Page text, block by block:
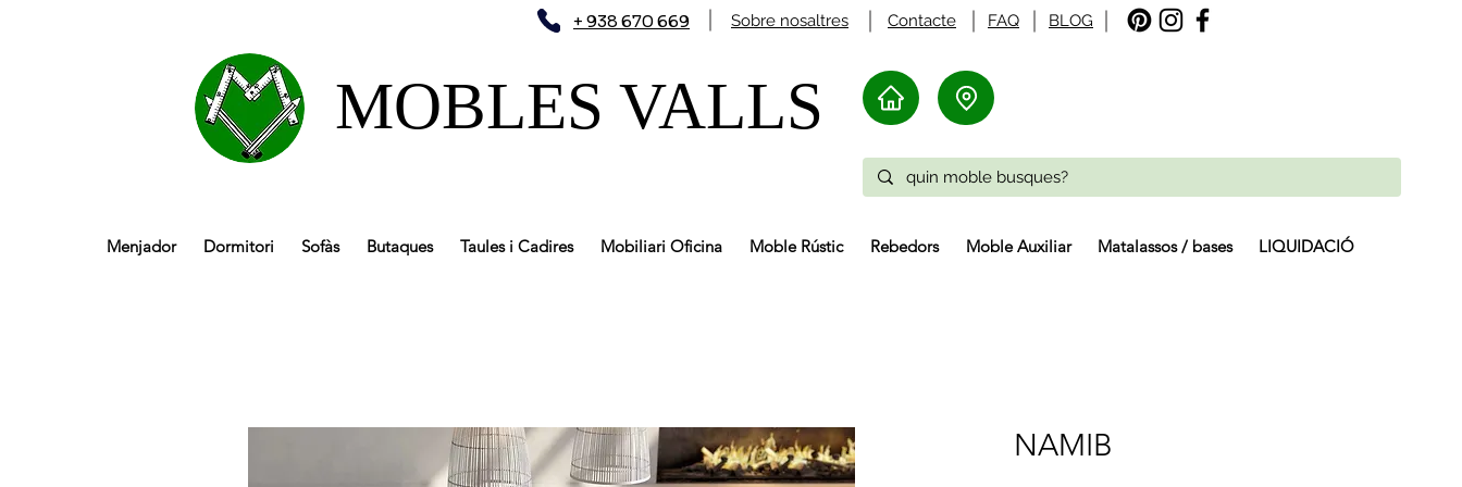
Sobre nosaltres FAQ
+ 938 670 669 Contacte BLOG
MOBLES VALLS
Menjador Dormitori Sofàs Butaques Taules i Cadires Mobiliari Oficina Moble Rústic Rebedors Moble Auxiliar Matalassos / bases LIQUIDACIÓ
NAMIB